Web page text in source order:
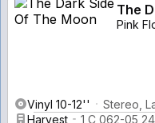
The
Pink
Vinyl 10-12''
Stereo,
Harvest
1 C 062-05